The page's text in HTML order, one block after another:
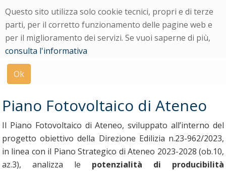
Questo sito utilizza solo cookie tecnici, propri e di terze
parti, per il corretto funzionamento delle pagine web e
per il miglioramento dei servizi. Se vuoi saperne di più,
consulta l'informativa
Ok
Menu
di
navigazione
Modulo
ricerca
su
uniPi
Piano Fotovoltaico di Ateneo
Il Piano Fotovoltaico di Ateneo, sviluppato all’interno del
progetto obiettivo della Direzione Edilizia n.23-962/2023,
in linea con il Piano Strategico di Ateneo 2023-2028 (ob.10,
az.3), analizza le potenzialità di producibilità